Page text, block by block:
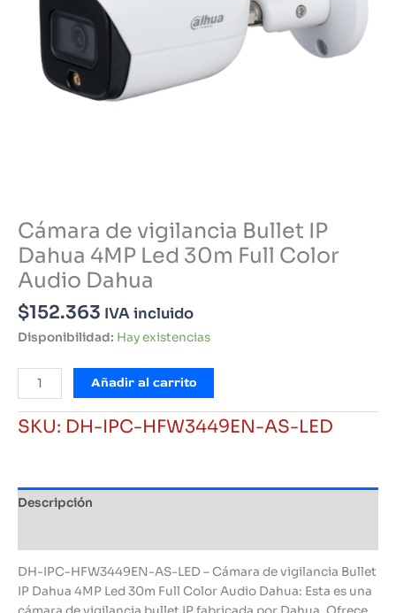
Cámara de vigilancia Bullet IP
Dahua 4MP Led 30m Full Color
Audio Dahua
$152.363 IVA incluido
Disponibilidad: Hay existencias
Cámara
de
vigilancia
Bullet
4MP
Full
Color
Audio
Añadir al carrito
SKU: DH-IPC-HFW3449EN-AS-LED
Descripción
DH-IPC-HFW3449EN-AS-LED – Cámara de vigilancia Bullet
IP Dahua 4MP Led 30m Full Color Audio Dahua: Esta es una